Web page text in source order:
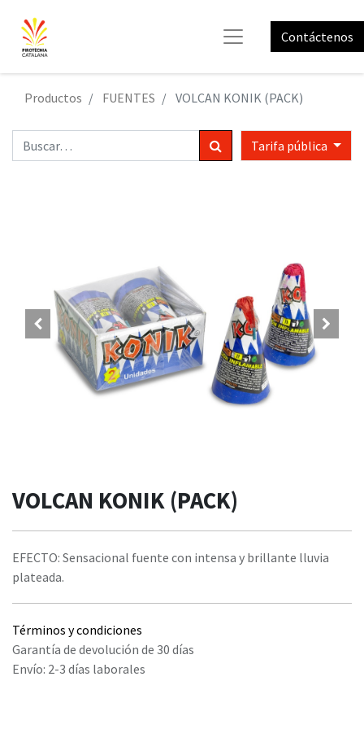
Contáctenos
Productos FUENTES VOLCAN KONIK (PACK)
Tarifa pública
VOLCAN KONIK (PACK)
EFECTO: Sensacional fuente con intensa y brillante lluvia
plateada.
Términos y condiciones
Garantía de devolución de 30 días
Envío: 2-3 días laborales